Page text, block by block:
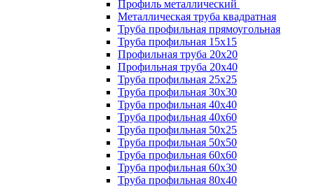
Профиль металлический
Металлическая труба квадратная
Труба профильная прямоугольная
Труба профильная 15х15
Профильная труба 20х20
Профильная труба 20х40
Труба профильная 25х25
Труба профильная 30x30
Труба профильная 40х40
Труба профильная 40х60
Труба профильная 50х25
Труба профильная 50х50
Труба профильная 60x60
Труба профильная 60х30
Труба профильная 80х40